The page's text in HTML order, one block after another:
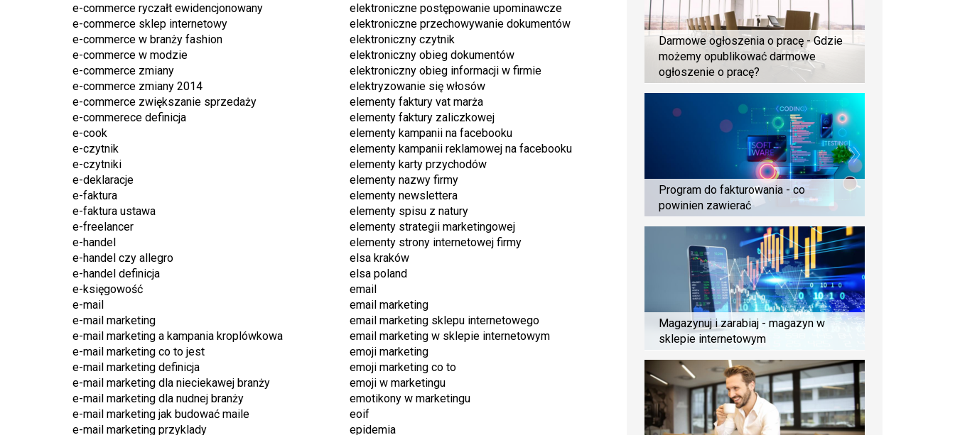
e-commerce ryczałt ewidencjonowany
e-commerce sklep internetowy
e-commerce w branży fashion
e-commerce w modzie
e-commerce zmiany
e-commerce zmiany 2014
e-commerce zwiększanie sprzedaży
e-commerece definicja
e-cook
e-czytnik
e-czytniki
e-deklaracje
e-faktura
e-faktura ustawa
e-freelancer
e-handel
e-handel czy allegro
e-handel definicja
e-księgowość
e-mail
e-mail marketing
e-mail marketing a kampania kroplówkowa
e-mail marketing co to jest
e-mail marketing definicja
e-mail marketing dla nieciekawej branży
e-mail marketing dla nudnej branży
e-mail marketing jak budować maile
e-mail marketing przyklady
elektroniczne postępowanie upominawcze
elektroniczne przechowywanie dokumentów
elektroniczny czytnik
elektroniczny obieg dokumentów
elektroniczny obieg informacji w firmie
elektryzowanie się włosów
elementy faktury vat marża
elementy faktury zaliczkowej
elementy kampanii na facebooku
elementy kampanii reklamowej na facebooku
elementy karty przychodów
elementy nazwy firmy
elementy newslettera
elementy spisu z natury
elementy strategii marketingowej
elementy strony internetowej firmy
elsa kraków
elsa poland
email
email marketing
email marketing sklepu internetowego
email marketing w sklepie internetowym
emoji marketing
emoji marketing co to
emoji w marketingu
emotikony w marketingu
eoif
epidemia
Darmowe ogłoszenia o pracę - Gdzie
możemy opublikować darmowe
ogłoszenie o pracę?
Program do fakturowania - co
powinien zawierać
Magazynuj i zarabiaj - magazyn w
sklepie internetowym